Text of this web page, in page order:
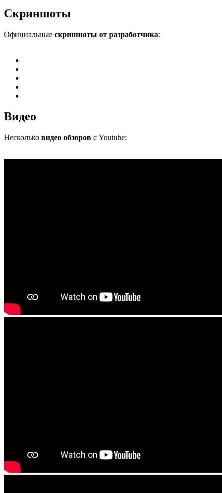
Скриншоты
Официальные скриншоты от разработчика:
Видео
Несколько видео обзоров с Youtube: